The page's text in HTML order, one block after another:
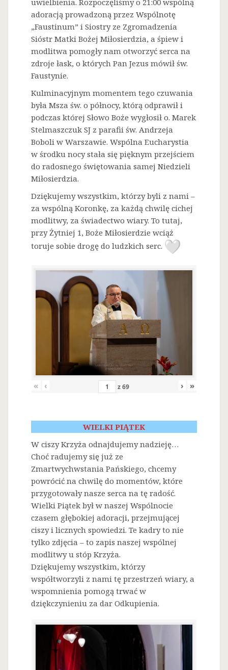
uwielbienia. Rozpoczęliśmy o 21:00 wspólną
adoracją prowadzoną przez Wspólnotę
„Faustinum” i Siostry ze Zgromadzenia
Sióstr Matki Bożej Miłosierdzia, a śpiew i
modlitwa pomogły nam otworzyć serca na
zdroje łask, o których Pan Jezus mówił św.
Faustynie.
Kulminacyjnym momentem tego czuwania
była Msza św. o północy, którą odprawił i
podczas której Słowo Boże wygłosił o. Marek
Stelmaszczuk SJ z parafii św. Andrzeja
Boboli w Warszawie. Wspólna Eucharystia
w środku nocy stała się pięknym przejściem
do radosnego świętowania samej Niedzieli
Miłosierdzia.
Dziękujemy wszystkim, którzy byli z nami –
za wspólną Koronkę, za każdą chwilę cichej
modlitwy, za świadectwo wiary. To tutaj,
przy Żytniej 1, Boże Miłosierdzie wciąż
toruje sobie drogę do ludzkich serc.
« ‹ z69 › »
WIELKI PIĄTEK
W ciszy Krzyża odnajdujemy nadzieję…
Choć radujemy się już ze
Zmartwychwstania Pańskiego, chcemy
powrócić na chwilę do momentów, które
przygotowały nasze serca na tę radość.
Wielki Piątek był w naszej Wspólnocie
czasem głębokiej adoracji, przejmującej
ciszy i licznych spowiedzi. Te kadry to nie
tylko zdjęcia – to zapis naszej wspólnej
modlitwy u stóp Krzyża.
Dziękujemy wszystkim, którzy
współtworzyli z nami tę przestrzeń wiary, a
wspomnienia pomogą trwać w
dziękczynieniu za dar Odkupienia.